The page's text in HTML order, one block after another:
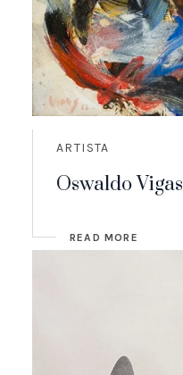
ARTISTA
Oswaldo Vigas
READ MORE